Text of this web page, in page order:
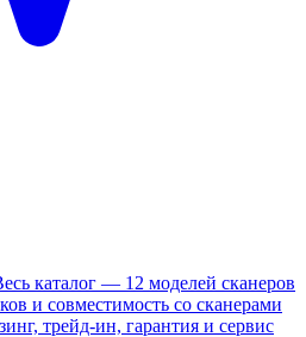
каталог — 12 моделей сканеров
и совместимость со сканерами
трейд-ин, гарантия и сервис